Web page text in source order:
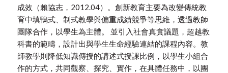
成效（賴協志，2012.04）。創新教育主要為改變傳統教
育中填鴨式、制式教學與偏重成績競爭等思維，透過教師
團隊合作，以學生為主體。 並引入社會真實議題，超越教
科書的範疇，設計出與學生生命經驗連結的課程內容。教
師教學則降低知識傳授的講述式授課比例，以學生小組合
作的方式，共同觀察、探究、實作，在具體任務中，以團